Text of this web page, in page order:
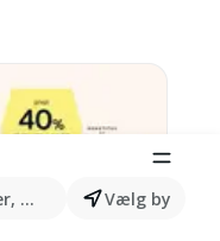
produkter...Vælg by